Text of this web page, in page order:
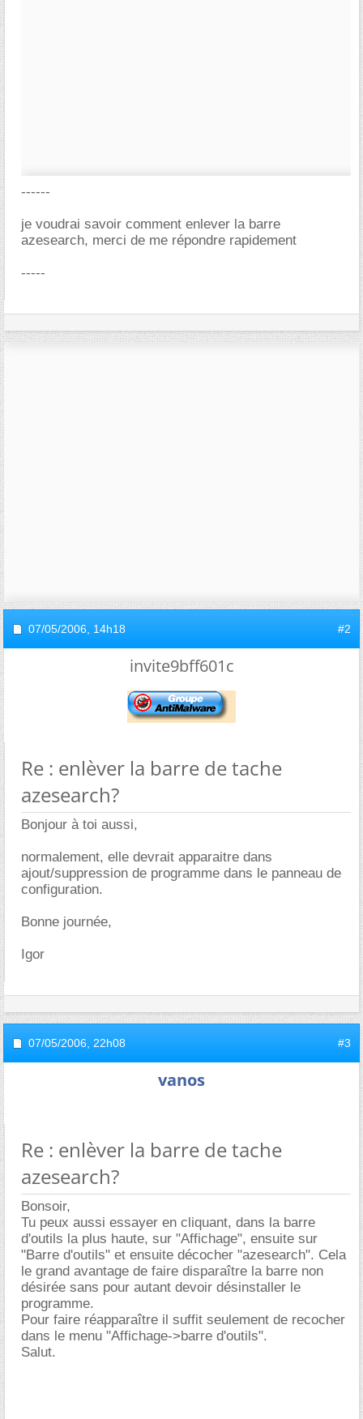
------
je voudrai savoir comment enlever la barre
azesearch, merci de me répondre rapidement
-----
07/05/2006, 14h18 #2
invite9bff601c
Re : enlèver la barre de tache
azesearch?
Bonjour à toi aussi,
normalement, elle devrait apparaitre dans
ajout/suppression de programme dans le panneau de
configuration.
Bonne journée,
Igor
07/05/2006, 22h08 #3
vanos
Re : enlèver la barre de tache
azesearch?
Bonsoir,
Tu peux aussi essayer en cliquant, dans la barre
d'outils la plus haute, sur "Affichage", ensuite sur
"Barre d'outils" et ensuite décocher "azesearch". Cela
le grand avantage de faire disparaître la barre non
désirée sans pour autant devoir désinstaller le
programme.
Pour faire réapparaître il suffit seulement de recocher
dans le menu "Affichage->barre d'outils".
Salut.